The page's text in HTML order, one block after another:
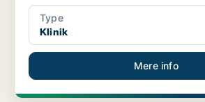
Type
Klinik
Mere info